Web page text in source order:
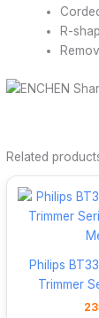
Corded
R-
Related
Philips
Trimmer